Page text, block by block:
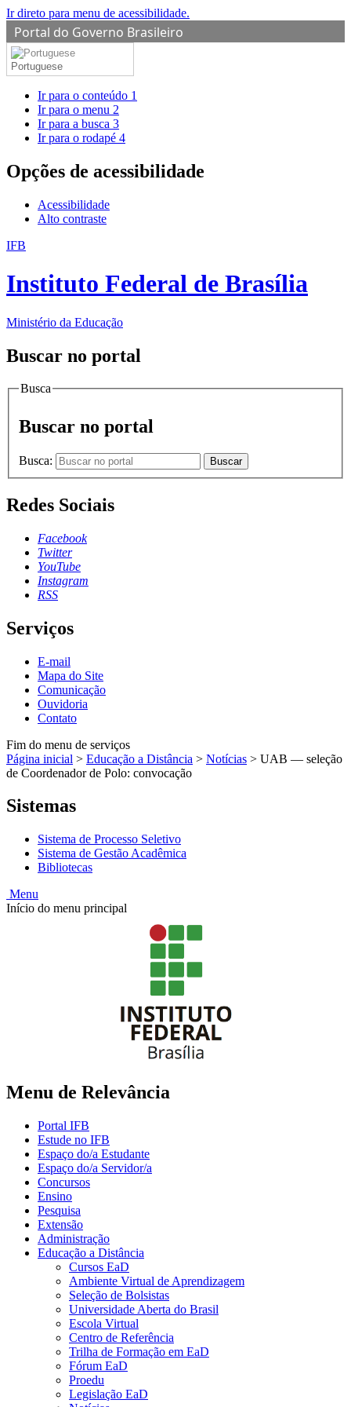
Ir direto para menu de acessibilidade.
Portal do Governo Brasileiro
Portuguese
Ir para o conteúdo 1
Ir para o menu 2
Ir para a busca 3
Ir para o rodapé 4
Opções de acessibilidade
Acessibilidade
Alto contraste
IFB
Instituto Federal de Brasília
Ministério da Educação
Buscar no portal
Busca
Buscar no portal
Busca: Buscar
Redes Sociais
Facebook
Twitter
YouTube
Instagram
RSS
Serviços
E-mail
Mapa do Site
Comunicação
Ouvidoria
Contato
Fim do menu de serviços
Página inicial > Educação a Distância > Notícias > UAB — seleção
de Coordenador de Polo: convocação
Sistemas
Sistema de Processo Seletivo
Sistema de Gestão Acadêmica
Bibliotecas
Menu
Início do menu principal
Menu de Relevância
Portal IFB
Estude no IFB
Espaço do/a Estudante
Espaço do/a Servidor/a
Concursos
Ensino
Pesquisa
Extensão
Administração
Educação a Distância
Cursos EaD
Ambiente Virtual de Aprendizagem
Seleção de Bolsistas
Universidade Aberta do Brasil
Escola Virtual
Centro de Referência
Trilha de Formação em EaD
Fórum EaD
Proedu
Legislação EaD